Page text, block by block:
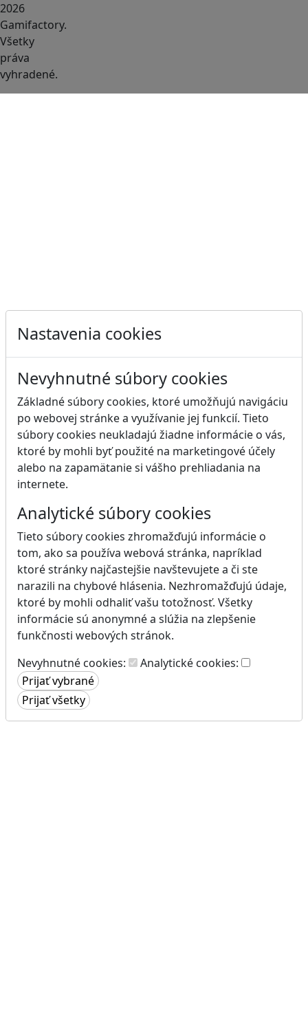
Nastavenia cookies
Nevyhnutné súbory cookies
Základné súbory cookies, ktoré umožňujú navigáciu
po webovej stránke a využívanie jej funkcií. Tieto
súbory cookies neukladajú žiadne informácie o vás,
ktoré by mohli byť použité na marketingové účely
alebo na zapamätanie si vášho prehliadania na
internete.
Analytické súbory cookies
Tieto súbory cookies zhromažďujú informácie o
tom, ako sa používa webová stránka, napríklad
ktoré stránky najčastejšie navštevujete a či ste
narazili na chybové hlásenia. Nezhromažďujú údaje,
ktoré by mohli odhaliť vašu totožnosť. Všetky
informácie sú anonymné a slúžia na zlepšenie
funkčnosti webových stránok.
Nevyhnutné cookies:
Analytické cookies:
2026
Gamifactory.
Všetky
práva
vyhradené.